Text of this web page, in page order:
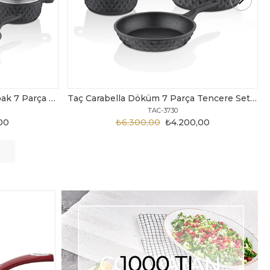
Taç Carabella Döküm 7 Parça Tencere Seti Siyah Taç Master Cook Tombik 7 Parça Tencere Seti Gri
TAC-3820
₺2.450,00
₺3.199,00